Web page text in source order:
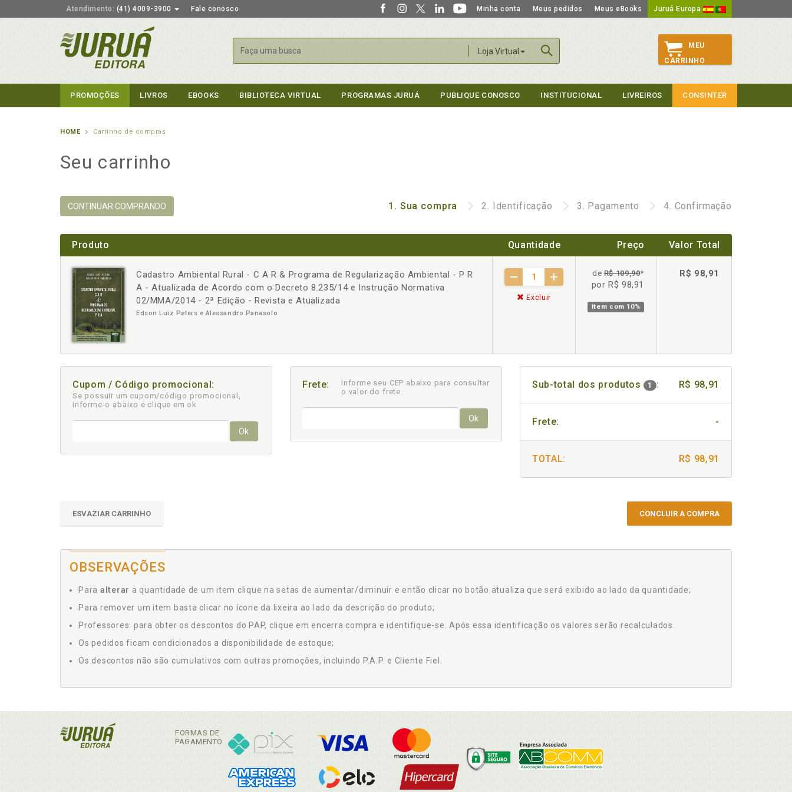
Atendimento: (41) 4009-3900 Fale conosco Minha conta Meus pedidos Meus eBooks Juruá Europa
Loja Virtual
Buscar
MEU
CARRINHO
PROMOÇÕES LIVROS EBOOKS BIBLIOTECA VIRTUAL PROGRAMAS JURUÁ PUBLIQUE CONOSCO INSTITUCIONAL LIVREIROS CONSINTER
HOME Carrinho de compras
Seu carrinho
CONTINUAR COMPRANDO 1. Sua compra 2. Identificação 3. Pagamento 4. Confirmação
Produto Quantidade Preço Valor Total
Cadastro Ambiental Rural - C A R & Programa de Regularização Ambiental - P R
A - Atualizada de Acordo com o Decreto 8.235/14 e Instrução Normativa
02/MMA/2014 - 2ª Edição - Revista e Atualizada
Edson Luiz Peters e Alessandro Panasolo
- +
Excluir
deR$ 109,90*
por R$ 98,91
item com 10%
R$ 98,91
Cupom / Código promocional:
Se possuir um cupom/código promocional,
informe-o abaixo e clique em ok
Ok
Frete:
Informe seu CEP abaixo para consultar
o valor do frete.
Ok
Sub-total dos produtos 1 : R$ 98,91
Frete: -
TOTAL: R$ 98,91
ESVAZIAR CARRINHO CONCLUIR A COMPRA
OBSERVAÇÕES
Para alterar a quantidade de um item clique na setas de aumentar/diminuir e então clicar no botão atualiza que será exibido ao lado da quantidade;
Para remover um item basta clicar no ícone da lixeira ao lado da descrição do produto;
Professores: para obter os descontos do PAP, clique em encerra compra e identifique-se. Após essa identificação os valores serão recalculados.
Os pedidos ficam condicionados a disponibilidade de estoque;
Os descontos não são cumulativos com outras promoções, incluindo P.A.P. e Cliente Fiel.
FORMAS DE
PAGAMENTO